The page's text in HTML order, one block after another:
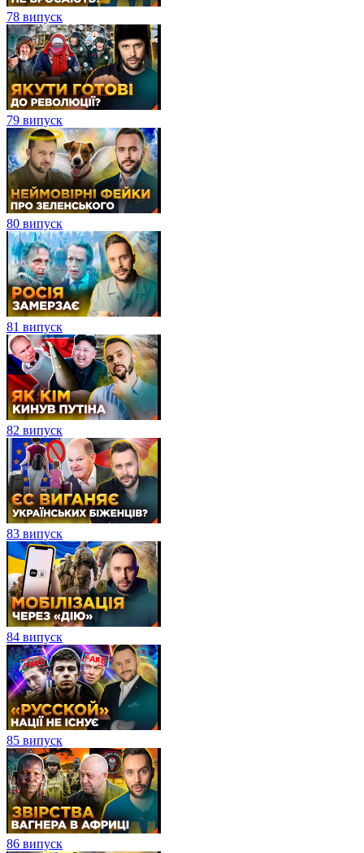
78 випуск
79 випуск
80 випуск
81 випуск
82 випуск
83 випуск
84 випуск
85 випуск
86 випуск